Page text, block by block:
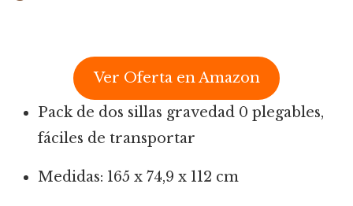
Ver Oferta en Amazon
Pack de dos sillas gravedad 0 plegables,
fáciles de transportar
Medidas: 165 x 74,9 x 112 cm